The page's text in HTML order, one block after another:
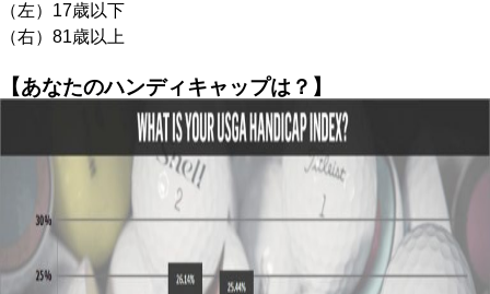
（左）17歳以下
（右）81歳以上
【あなたのハンディキャップは？】